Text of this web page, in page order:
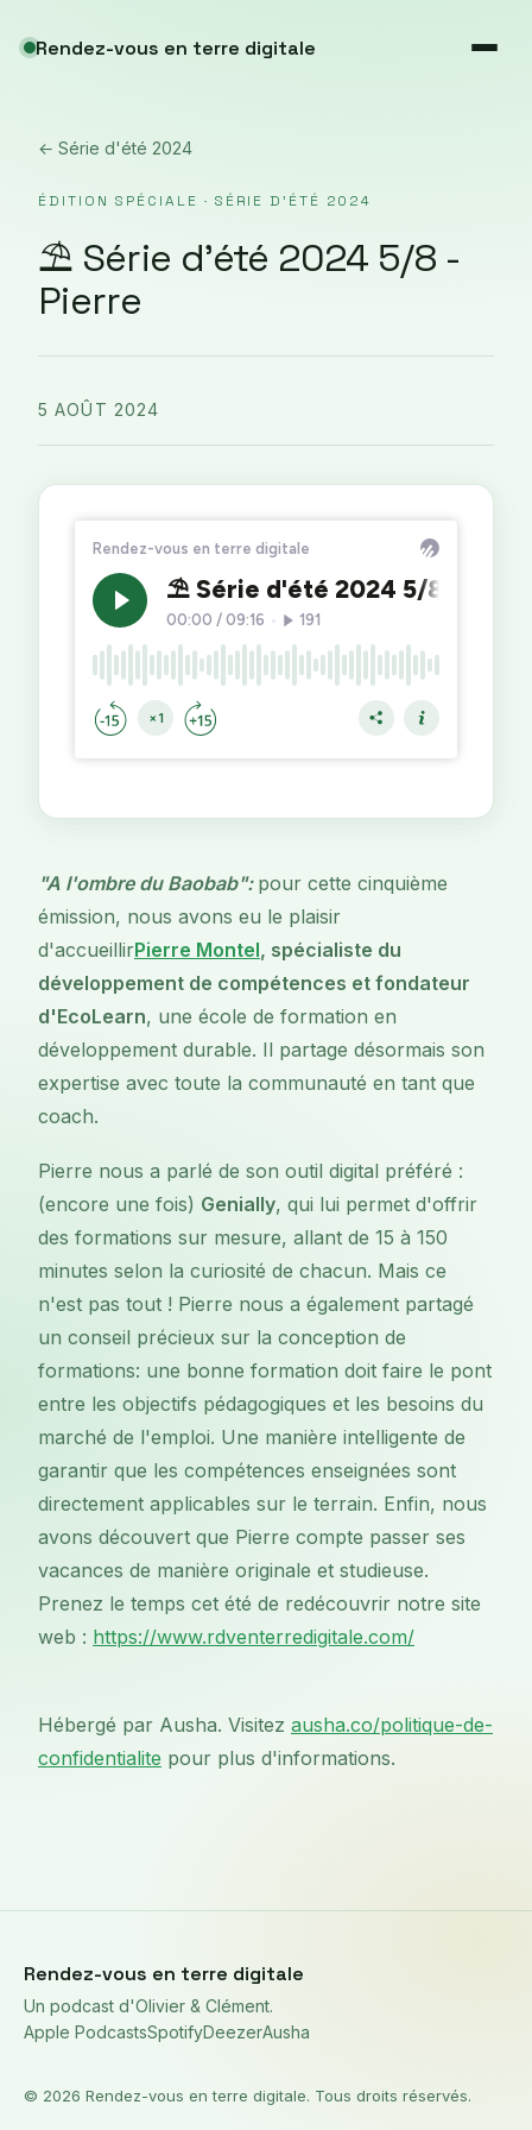
Rendez-vous en terre digitale
← Série d'été 2024
ÉDITION SPÉCIALE · SÉRIE D'ÉTÉ 2024
⛱️ Série d'été 2024 5/8 -
Pierre
5 AOÛT 2024
"A l'ombre du Baobab": pour cette cinquième
émission, nous avons eu le plaisir
d'accueillirPierre Montel, spécialiste du
développement de compétences et fondateur
d'EcoLearn, une école de formation en
développement durable. Il partage désormais son
expertise avec toute la communauté en tant que
coach.
Pierre nous a parlé de son outil digital préféré :
(encore une fois) Genially, qui lui permet d'offrir
des formations sur mesure, allant de 15 à 150
minutes selon la curiosité de chacun. Mais ce
n'est pas tout ! Pierre nous a également partagé
un conseil précieux sur la conception de
formations: une bonne formation doit faire le pont
entre les objectifs pédagogiques et les besoins du
marché de l'emploi. Une manière intelligente de
garantir que les compétences enseignées sont
directement applicables sur le terrain. Enfin, nous
avons découvert que Pierre compte passer ses
vacances de manière originale et studieuse.
Prenez le temps cet été de redécouvrir notre site
web : https://www.rdventerredigitale.com/
Hébergé par Ausha. Visitez ausha.co/politique-de-
confidentialite pour plus d'informations.
Rendez-vous en terre digitale
Un podcast d'Olivier & Clément.
Apple PodcastsSpotifyDeezerAusha
© 2026 Rendez-vous en terre digitale. Tous droits réservés.